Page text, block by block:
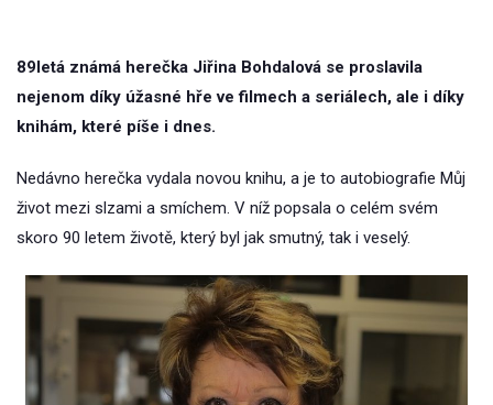
89letá známá herečka Jiřina Bohdalová se proslavila
nejenom díky úžasné hře ve filmech a seriálech, ale i díky
knihám, které píše i dnes.
Nedávno herečka vydala novou knihu, a je to autobiografie Můj
život mezi slzami a smíchem. V níž popsala o celém svém
skoro 90 letem životě, který byl jak smutný, tak i veselý.